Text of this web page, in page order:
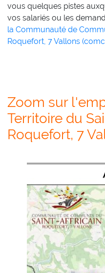
vous quelques pistes
vos salariés ou les
la Communauté de
Roquefort, 7 Vallons
Zoom sur
Territoire du
Roquefort, 7